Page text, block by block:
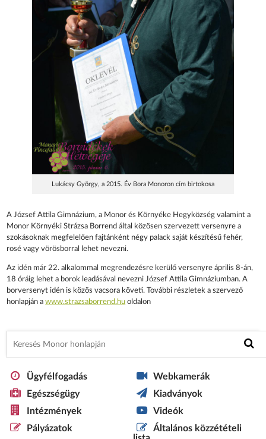
Lukácsy György, a 2015. Év Bora Monoron cím birtokosa
A József Attila Gimnázium, a Monor és Környéke Hegyközség valamint a
Monor Környéki Strázsa Borrend által közösen szervezett versenyre a
szokásoknak megfelelően fajtánként négy palack saját készítésű fehér,
rosé vagy vörösborral lehet nevezni.
Az idén már 22. alkalommal megrendezésre kerülő versenyre április 8-án,
18 óráig lehet a borok leadásával nevezni József Attila Gimnáziumban. A
borversenyt idén is közös vacsora követi. További részletek a szervező
honlapján awww.strazsaborrend.hu oldalon
Ügyfélfogadás
Egészségügy
Intézmények
Pályázatok
Webkamerák
Kiadványok
Videók
Általános közzétételi